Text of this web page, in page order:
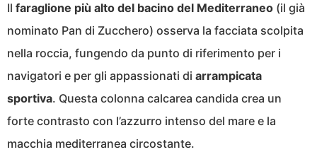
Il faraglione più alto del bacino del Mediterraneo (il già
nominato Pan di Zucchero) osserva la facciata scolpita
nella roccia, fungendo da punto di riferimento per i
navigatori e per gli appassionati di arrampicata
sportiva. Questa colonna calcarea candida crea un
forte contrasto con l’azzurro intenso del mare e la
macchia mediterranea circostante.